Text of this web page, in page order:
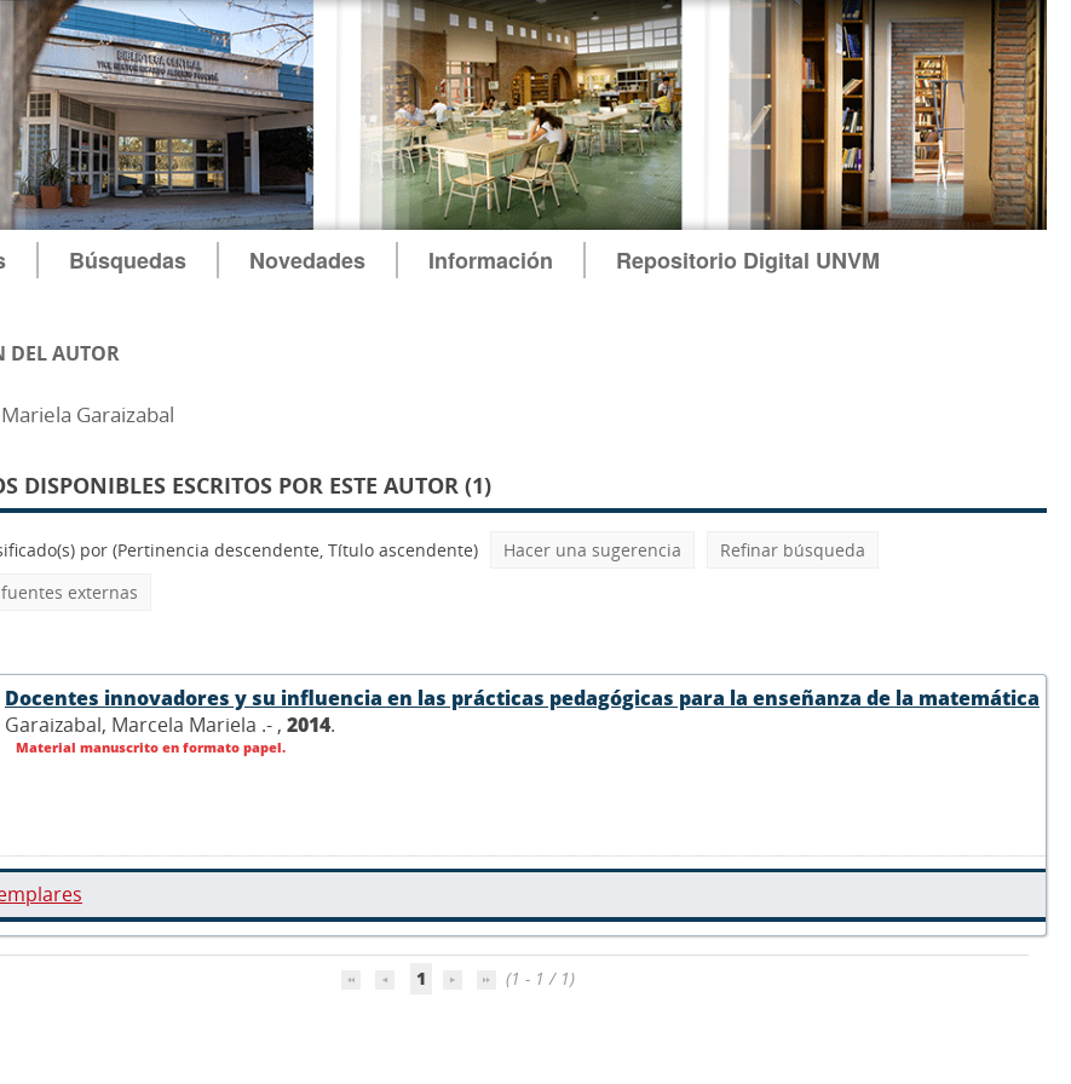
Búsquedas Novedades Información Repositorio Digital UNVM
DEL AUTOR
Garaizabal
DISPONIBLES ESCRITOS POR ESTE AUTOR (1)
por (Pertinencia descendente, Título ascendente) Hacer una sugerencia
Refinar búsqueda
externas
Docentes innovadores y su influencia en las prácticas pedagógicas para la enseñanza de la matemática
Garaizabal, Marcela Mariela .- , 2014.
Material manuscrito en formato papel.
1 (1 - 1 / 1)